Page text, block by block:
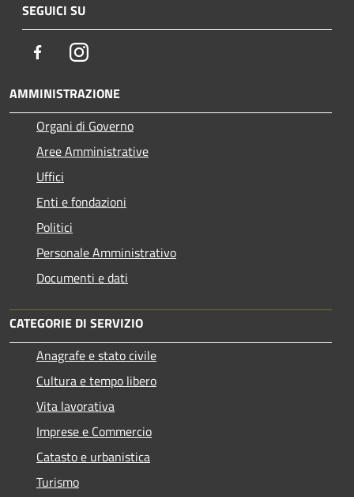
SEGUICI SU
FacebookInstagram
AMMINISTRAZIONE
Organi di Governo
Aree Amministrative
Uffici
Enti e fondazioni
Politici
Personale Amministrativo
Documenti e dati
CATEGORIE DI SERVIZIO
Anagrafe e stato civile
Cultura e tempo libero
Vita lavorativa
Imprese e Commercio
Catasto e urbanistica
Turismo